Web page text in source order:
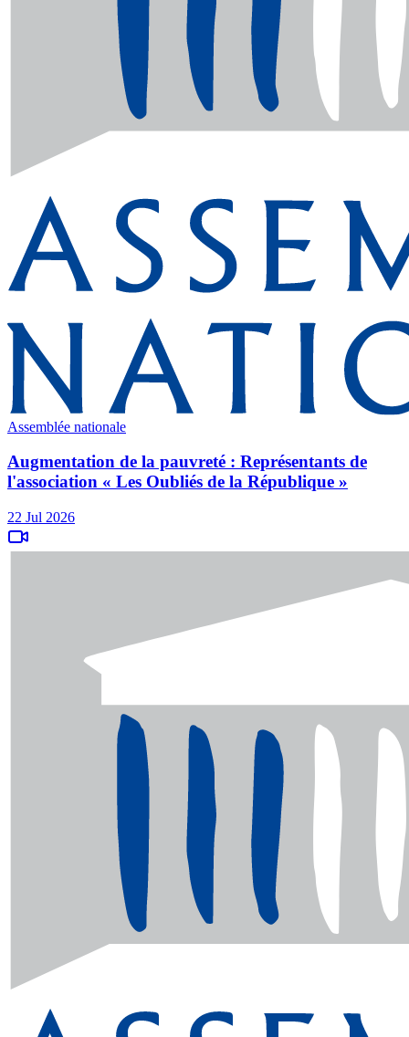
Assemblée nationale
Augmentation de la pauvreté : Représentants de
l'association « Les Oubliés de la République »
22 Jul 2026